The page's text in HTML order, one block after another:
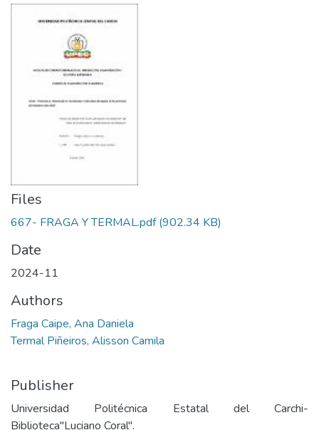
Files
667- FRAGA Y TERMAL.pdf(902.34 KB)
Date
2024-11
Authors
Fraga Caipe, Ana Daniela
Termal Piñeiros, Alisson Camila
Publisher
Universidad Politécnica Estatal del Carchi-
Biblioteca"Luciano Coral".